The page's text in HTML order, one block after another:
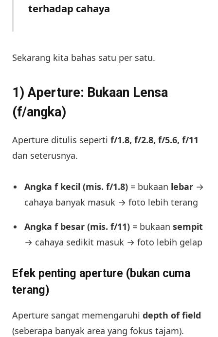
terhadap cahaya
Sekarang kita bahas satu per satu.
1) Aperture: Bukaan Lensa
(f/angka)
Aperture ditulis seperti f/1.8, f/2.8, f/5.6, f/11
dan seterusnya.
Angka f kecil (mis. f/1.8) = bukaan lebar →
cahaya banyak masuk → foto lebih terang
Angka f besar (mis. f/11) = bukaan sempit
→ cahaya sedikit masuk → foto lebih gelap
Efek penting aperture (bukan cuma
terang)
Aperture sangat memengaruhi depth of field
(seberapa banyak area yang fokus tajam).